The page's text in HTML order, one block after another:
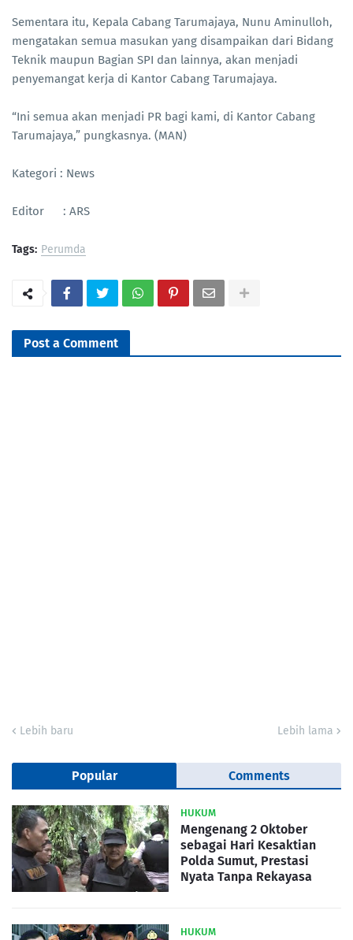
Sementara itu, Kepala Cabang Tarumajaya, Nunu Aminulloh,
mengatakan semua masukan yang disampaikan dari Bidang
Teknik maupun Bagian SPI dan lainnya, akan menjadi
penyemangat kerja di Kantor Cabang Tarumajaya.
“Ini semua akan menjadi PR bagi kami, di Kantor Cabang
Tarumajaya,” pungkasnya. (MAN)
Kategori : News
Editor : ARS
Tags: Perumda
Post a Comment
Lebih baru Lebih lama
Popular Comments
HUKUM
Mengenang 2 Oktober
sebagai Hari Kesaktian
Polda Sumut, Prestasi
Nyata Tanpa Rekayasa
HUKUM